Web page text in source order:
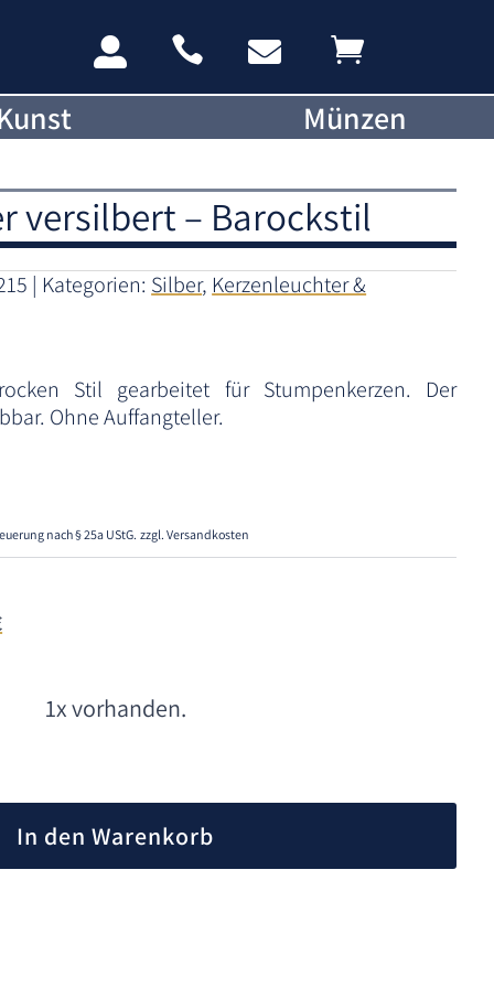
   
Münzen
versilbert – Barockstil
Kategorien: Silber, Kerzenleuchter &
Stil gearbeitet für Stumpenkerzen. Der
Ohne Auffangteller.
nach § 25a UStG. zzgl. Versandkosten
1x vorhanden.
In den Warenkorb